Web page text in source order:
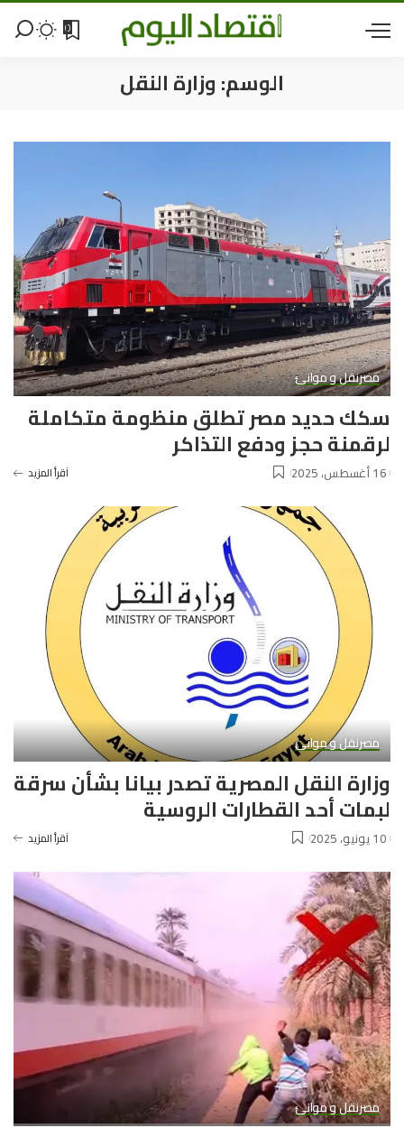
0
الوسم:وزارة النقل
مصرنقل و موانئ
سكك حديد مصر تطلق منظومة متكاملة
لرقمنة حجز ودفع التذاكر
16 أغسطس، 2025 آقرأ المزيد
مصرنقل و موانئ
وزارة النقل المصرية تصدر بيانا بشأن سرقة
لبمات أحد القطارات الروسية
10 يونيو، 2025 آقرأ المزيد
مصرنقل و موانئ